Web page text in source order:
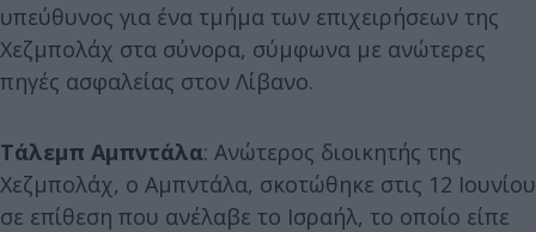
υπεύθυνος για ένα τμήμα των επιχειρήσεων της
Χεζμπολάχ στα σύνορα, σύμφωνα με ανώτερες
πηγές ασφαλείας στον Λίβανο.
Τάλεμπ Αμπντάλα: Ανώτερος διοικητής της
Χεζμπολάχ, ο Αμπντάλα, σκοτώθηκε στις 12 Ιουνίου
σε επίθεση που ανέλαβε το Ισραήλ, το οποίο είπε